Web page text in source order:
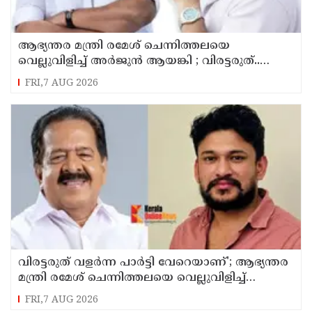
ആഭ്യന്തര മന്ത്രി രമേശ് ചെന്നിത്തലയെ
വെല്ലുവിളിച്ച് അ‍ർജുൻ ആയങ്കി ; വിരട്ടരുത്..
വളർന്ന പാർട്ടി വേറെയാണ് !
FRI,7 AUG 2026
വിരട്ടരുത് വളര്‍ന്ന പാര്‍ട്ടി വേറെയാണ്'; ആഭ്യന്തര
മന്ത്രി രമേശ് ചെന്നിത്തലയെ വെല്ലുവിളിച്ച്
അര്‍ജുന്‍ ആയങ്കി
FRI,7 AUG 2026